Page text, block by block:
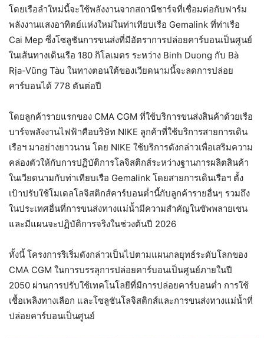
โดยเรือลำใหม่นี้จะใช้พลังงานจากสถานีชาร์จที่เชื่อมต่อกับฟาร์ม
พลังงานแสงอาทิตย์แห่งใหม่ในท่าเทียบเรือ Gemalink ที่ท่าเรือ
Cai Mep ซึ่งโซลูชันการขนส่งที่มีอัตราการปล่อยคาร์บอนเป็นศูนย์
ในเส้นทางเดินเรือ 180 กิโลเมตร ระหว่าง Binh Duong กับ Bà
Rịa-Vũng Tàu ในทางตอนใต้ของเวียดนามนี้จะลดการปล่อย
คาร์บอนได้ 778 ตันต่อปี
โดยลูกค้ารายแรกของ CMA CGM ที่ใช้บริการขนส่งสินค้าด้วยเรือ
บาร์จพลังงานไฟฟ้าคือบริษัท NIKE ลูกค้าที่ใช้บริการสายการเดิน
เรือฯ มาอย่างยาวนาน โดย NIKE ใช้บริการดังกล่าวเพื่อเสริมความ
คล่องตัวให้กับการปฏิบัติการโลจิสติกส์ระหว่างฐานการผลิตสินค้า
ในเวียดนามกับท่าเทียบเรือ Gemalink โดยสายการเดินเรือฯ ตั้ง
เป้าปรับใช้โมเดลโลจิสติกส์คาร์บอนต่ำนี้กับลูกค้ารายอื่นๆ รวมถึง
ในประเทศอื่นที่การขนส่งทางแม่น้ำมีความสำคัญในซัพพลายเชน
และมีแผนจะปฏิบัติการจริงในช่วงต้นปี 2026
ทั้งนี้ โครงการริเริ่มดังกล่าวเป็นไปตามแผนกลยุทธ์ระดับโลกของ
CMA CGM ในการบรรลุการปล่อยคาร์บอนเป็นศูนย์ภายในปี
2050 ผ่านการปรับใช้เทคโนโลยีที่มีการปล่อยคาร์บอนต่ำ การใช้
เชื้อเพลิงทางเลือก และโซลูชันโลจิสติกส์และการขนส่งทางแม่น้ำที่
ปล่อยคาร์บอนเป็นศูนย์